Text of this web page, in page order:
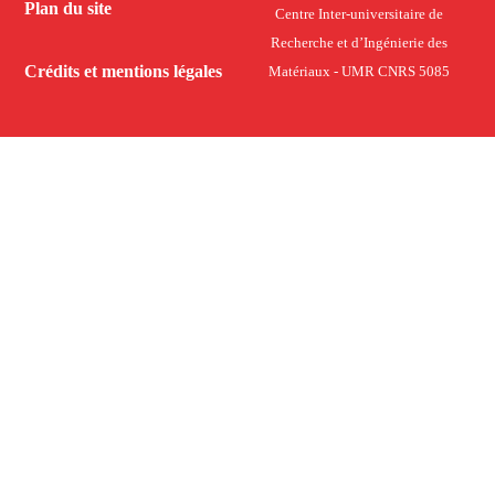
Plan du site
Crédits et mentions légales
Centre Inter-universitaire de
Recherche et d’Ingénierie des
Matériaux - UMR CNRS 5085